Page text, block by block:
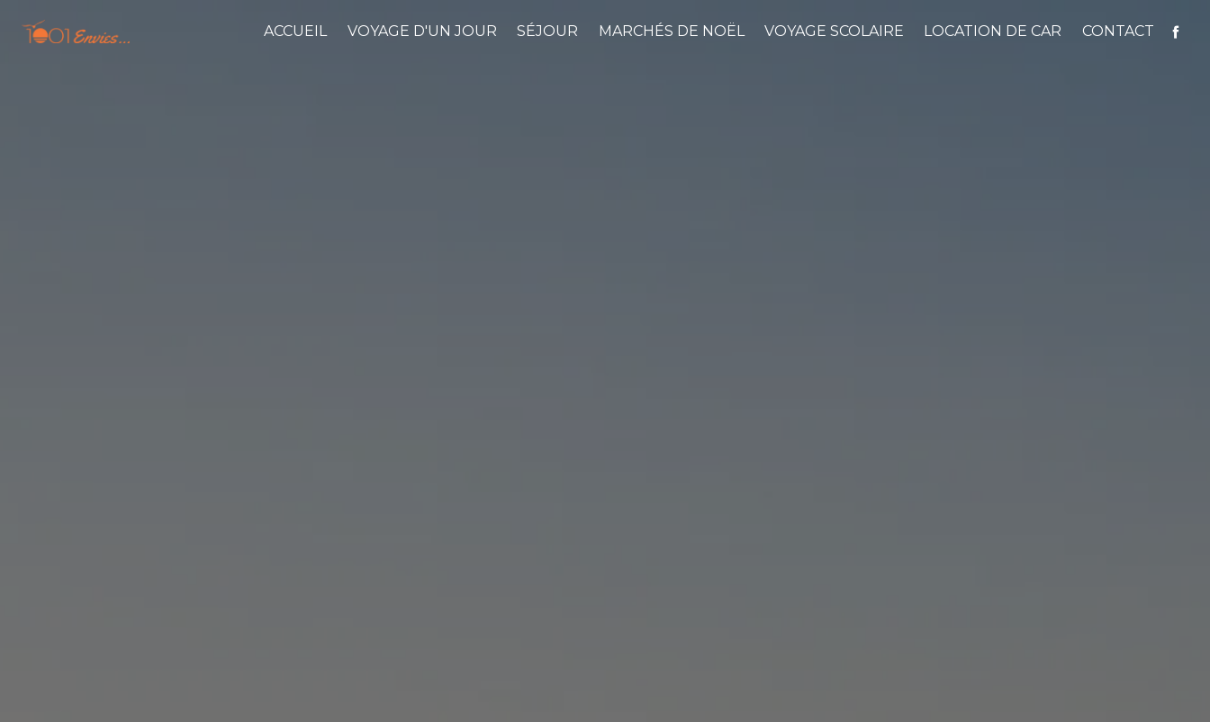
ACCUEIL VOYAGE D'UN JOUR SÉJOUR MARCHÉS DE NOËL VOYAGE SCOLAIRE LOCATION DE CAR CONTACT